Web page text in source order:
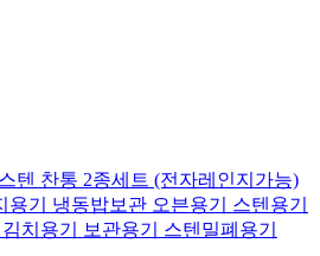
텐 찬통 2종세트 (전자레인지가능)
용기 냉동밥보관 오븐용기 스텐용기
치용기 보관용기 스텐밀폐용기